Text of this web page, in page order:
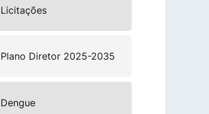
Licitações
Plano Diretor 2025-2035
Dengue